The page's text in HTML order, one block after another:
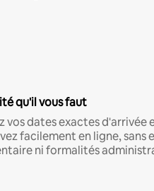
qu'il vous faut
vos dates exactes d'arrivée
facilement en ligne, sans
ni formalités